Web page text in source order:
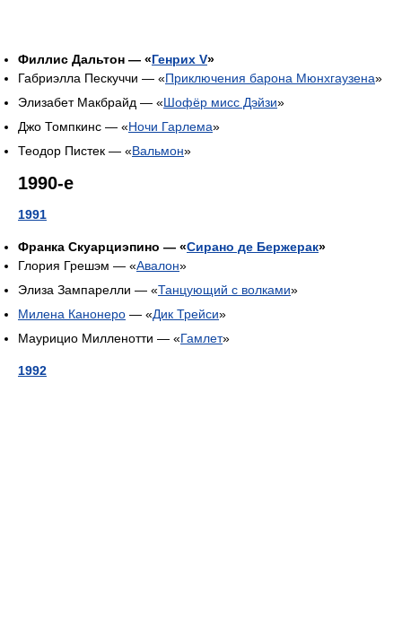
Филлис Дальтон — «Генрих V»
Габриэлла Пескуччи — «Приключения барона Мюнхгаузена»
Элизабет Макбрайд — «Шофёр мисс Дэйзи»
Джо Томпкинс — «Ночи Гарлема»
Теодор Пистек — «Вальмон»
1990-е
1991
Франка Скуарциэпино — «Сирано де Бержерак»
Глория Грешэм — «Авалон»
Элиза Зампарелли — «Танцующий с волками»
Милена Канонеро — «Дик Трейси»
Маурицио Милленотти — «Гамлет»
1992